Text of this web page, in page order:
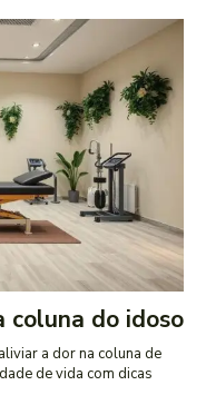
coluna do idoso
a dor na coluna de
de vida com dicas